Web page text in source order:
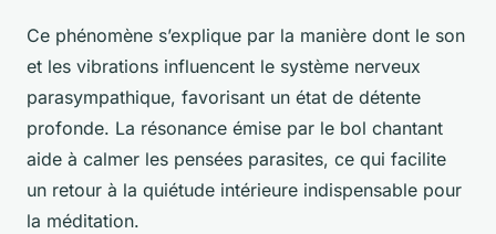
Ce phénomène s’explique par la manière dont le son
et les vibrations influencent le système nerveux
parasympathique, favorisant un état de détente
profonde. La résonance émise par le bol chantant
aide à calmer les pensées parasites, ce qui facilite
un retour à la quiétude intérieure indispensable pour
la méditation.